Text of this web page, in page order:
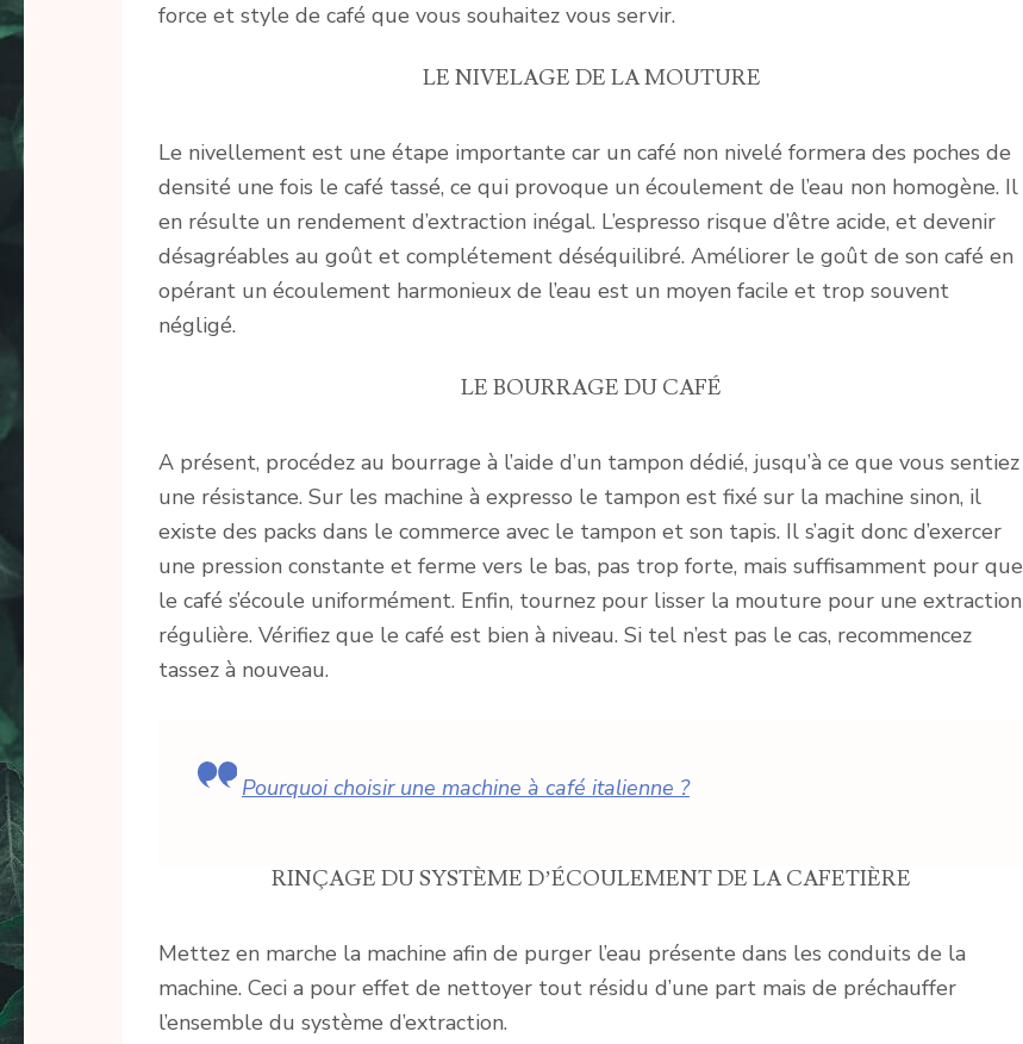
force et style de café que vous souhaitez vous servir.
LE NIVELAGE DE LA MOUTURE
Le nivellement est une étape importante car un café non nivelé formera des poches de
densité une fois le café tassé, ce qui provoque un écoulement de l’eau non homogène. Il
en résulte un rendement d’extraction inégal. L’espresso risque d’être acide, et devenir
désagréables au goût et complétement déséquilibré. Améliorer le goût de son café en
opérant un écoulement harmonieux de l’eau est un moyen facile et trop souvent
négligé.
LE BOURRAGE DU CAFÉ
A présent, procédez au bourrage à l’aide d’un tampon dédié, jusqu’à ce que vous sentiez
une résistance. Sur les machine à expresso le tampon est fixé sur la machine sinon, il
existe des packs dans le commerce avec le tampon et son tapis. Il s’agit donc d’exercer
une pression constante et ferme vers le bas, pas trop forte, mais suffisamment pour que
le café s’écoule uniformément. Enfin, tournez pour lisser la mouture pour une extraction
régulière. Vérifiez que le café est bien à niveau. Si tel n’est pas le cas, recommencez
tassez à nouveau.
Pourquoi choisir une machine à café italienne ?
RINÇAGE DU SYSTÈME D’ÉCOULEMENT DE LA CAFETIÈRE
Mettez en marche la machine afin de purger l’eau présente dans les conduits de la
machine. Ceci a pour effet de nettoyer tout résidu d’une part mais de préchauffer
l’ensemble du système d’extraction.